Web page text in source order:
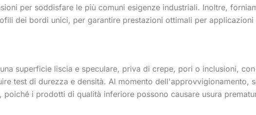
per soddisfare le più comuni esigenze industriali. Inoltre,
dei bordi unici, per garantire prestazioni ottimali per applicazioni
superficie liscia e speculare, priva di crepe, pori o inclusioni,
test di durezza e densità. Al momento dell'approvvigionamento,
i prodotti di qualità inferiore possono causare usura